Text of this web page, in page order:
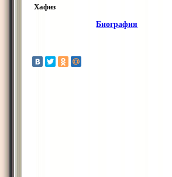
Хафиз
Биография